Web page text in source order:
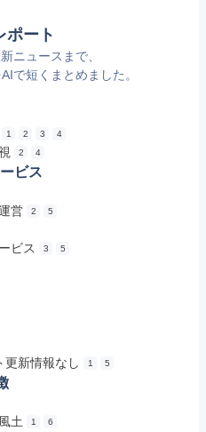
ポート
ニュースまで、
で短くまとめました。
1 2 3 4
2 4
ビス
営
2 5
ビス
3 5
更新情報なし 1 5
土
1 6